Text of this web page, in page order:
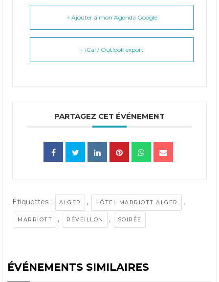
+ Ajouter à mon Agenda Google
+ iCal / Outlook export
PARTAGEZ CET ÉVÉNEMENT
Étiquettes : ALGER , HÔTEL MARRIOTT ALGER ,
MARRIOTT , RÉVEILLON , SOIRÉE
ÉVÉNEMENTS SIMILAIRES